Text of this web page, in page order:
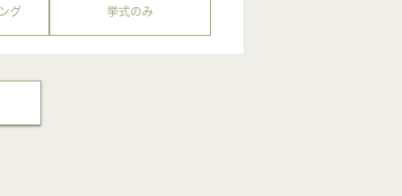
グ 挙式のみ